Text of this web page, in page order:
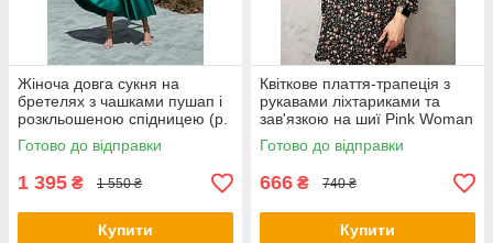
Жіноча довга сукня на
бретелях з чашками пушап і
розкльошеною спідницею (р.
44) 66py6043Qr
Готово до відправки
1 395 ₴ 1 550 ₴
Купити
Квіткове плаття-трапеція з
рукавами ліхтариками та
зав'язкою на шиї Pink Woman
(р. 42-44) 1035205r
Готово до відправки
666 ₴ 740 ₴
Купити